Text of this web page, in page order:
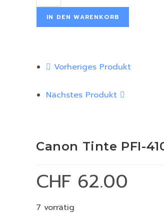
IN DEN WARENKORB
Vorheriges Produkt
Nächstes Produkt
Canon Tinte PFI-
CHF 62.00
7 vorrätig